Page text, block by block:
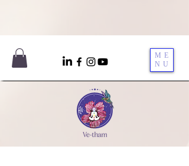
ME
NU